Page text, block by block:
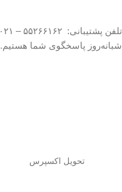
تلفن پشتیبانی: ۵۵۲۶۶۱۶۲ – ۰۲۱
شبانه‌روز پاسخگوی شما هستیم.
تحویل اکسپرس